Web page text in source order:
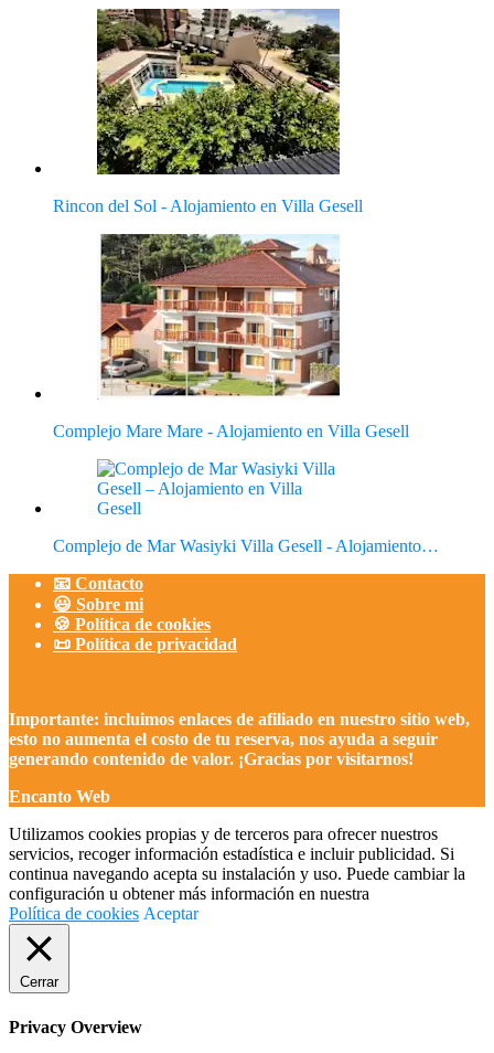
Rincon del Sol - Alojamiento en Villa Gesell
Complejo Mare Mare - Alojamiento en Villa Gesell
Complejo de Mar Wasiyki Villa Gesell - Alojamiento…
📧 Contacto
😃 Sobre mi
🍪 Política de cookies
📜 Política de privacidad
Importante: incluimos enlaces de afiliado en nuestro sitio web,
esto no aumenta el costo de tu reserva, nos ayuda a seguir
generando contenido de valor. ¡Gracias por visitarnos!
Encanto Web
Utilizamos cookies propias y de terceros para ofrecer nuestros
servicios, recoger información estadística e incluir publicidad. Si
continua navegando acepta su instalación y uso. Puede cambiar la
configuración u obtener más información en nuestra
Política de cookies Aceptar
Cerrar
Privacy Overview